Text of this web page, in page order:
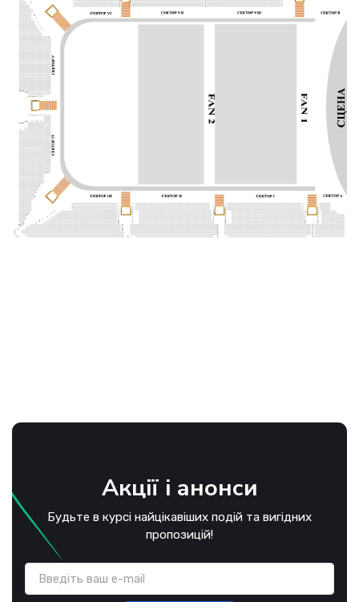
Акції і анонси
Будьте в курсі найцікавіших подій та вигідних
пропозицій!